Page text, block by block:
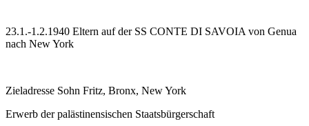
23.1.-1.2.1940 Eltern auf der SS CONTE DI SAVOIA von Genua
nach New York
Zieladresse Sohn Fritz, Bronx, New York
Erwerb der palästinensischen Staatsbürgerschaft